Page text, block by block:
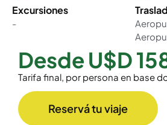
Excursiones
-
Desde U$D
Tarifa final, por persona en base
Reservá tu viaje